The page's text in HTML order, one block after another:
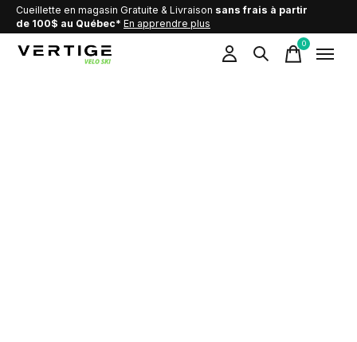
Cueillette en magasin Gratuite & Livraison sans frais à partir
de 100$ au Québec* En apprendre plus
0items